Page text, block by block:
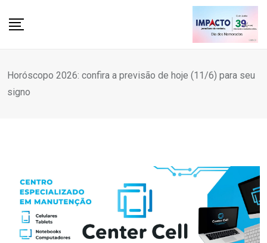
Horóscopo 2026: confira a previsão de hoje (11/6) para seu
signo